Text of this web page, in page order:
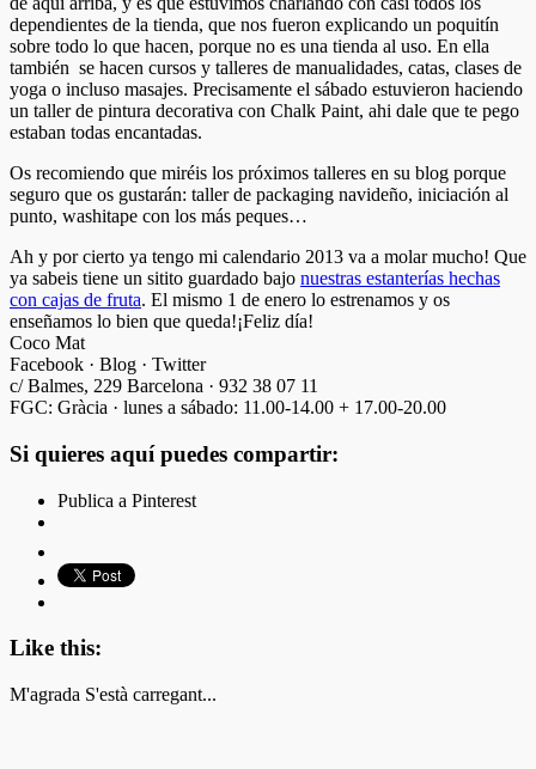
dependientes de la tienda, que nos fueron explicando un poquitín
sobre todo lo que hacen, porque no es una tienda al uso. En ella
también se hacen cursos y talleres de manualidades, catas, clases de
yoga o incluso masajes. Precisamente el sábado estuvieron haciendo
un taller de pintura decorativa con Chalk Paint, ahi dale que te pego
estaban todas encantadas.
Os recomiendo que miréis los próximos talleres en su blog porque
seguro que os gustarán: taller de packaging navideño, iniciación al
punto, washitape con los más peques…
Ah y por cierto ya tengo mi calendario 2013 va a molar mucho! Que
ya sabeis tiene un sitito guardado bajo nuestras estanterías hechas
con cajas de fruta. El mismo 1 de enero lo estrenamos y os
enseñamos lo bien que queda!¡Feliz día!
Coco Mat
Facebook · Blog · Twitter
c/ Balmes, 229 Barcelona · 932 38 07 11
FGC: Gràcia · lunes a sábado: 11.00-14.00 + 17.00-20.00
Si quieres aquí puedes compartir:
Publica a Pinterest
Like this:
M'agrada S'està carregant...